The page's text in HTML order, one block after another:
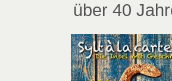
über 40